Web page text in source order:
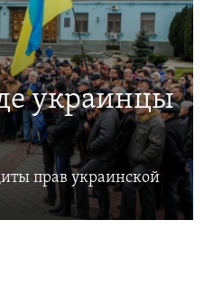
украинцы
прав украинской